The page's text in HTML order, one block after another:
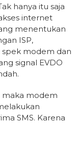
hanya itu saja
internet
menentukan
ISP,
spek modem dan
signal EVDO
maka modem
SMS. Karena